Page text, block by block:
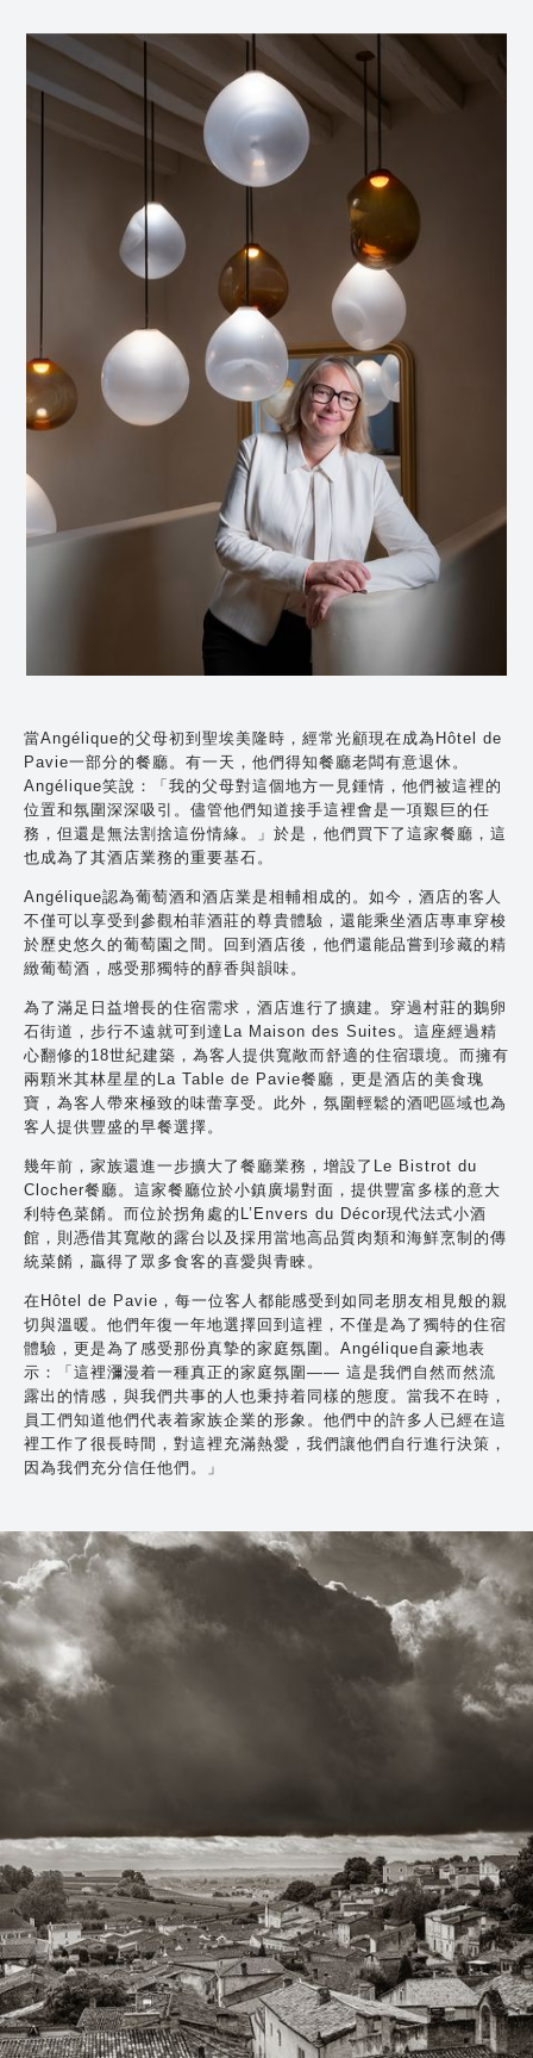
當Angélique的父母初到聖埃美隆時，經常光顧現在成為Hôtel de
Pavie一部分的餐廳。有一天，他們得知餐廳老闆有意退休。
Angélique笑說：「我的父母對這個地方一見鍾情，他們被這裡的
位置和氛圍深深吸引。儘管他們知道接手這裡會是一項艱巨的任
務，但還是無法割捨這份情緣。」於是，他們買下了這家餐廳，這
也成為了其酒店業務的重要基石。
Angélique認為葡萄酒和酒店業是相輔相成的。如今，酒店的客人
不僅可以享受到參觀柏菲酒莊的尊貴體驗，還能乘坐酒店專車穿梭
於歷史悠久的葡萄園之間。回到酒店後，他們還能品嘗到珍藏的精
緻葡萄酒，感受那獨特的醇香與韻味。
為了滿足日益增長的住宿需求，酒店進行了擴建。穿過村莊的鵝卵
石街道，步行不遠就可到達La Maison des Suites。這座經過精
心翻修的18世紀建築，為客人提供寬敞而舒適的住宿環境。而擁有
兩顆米其林星星的La Table de Pavie餐廳，更是酒店的美食瑰
寶，為客人帶來極致的味蕾享受。此外，氛圍輕鬆的酒吧區域也為
客人提供豐盛的早餐選擇。
幾年前，家族還進一步擴大了餐廳業務，增設了Le Bistrot du
Clocher餐廳。這家餐廳位於小鎮廣場對面，提供豐富多樣的意大
利特色菜餚。而位於拐角處的L’Envers du Décor現代法式小酒
館，則憑借其寬敞的露台以及採用當地高品質肉類和海鮮烹制的傳
統菜餚，贏得了眾多食客的喜愛與青睞。
在Hôtel de Pavie，每一位客人都能感受到如同老朋友相見般的親
切與溫暖。他們年復一年地選擇回到這裡，不僅是為了獨特的住宿
體驗，更是為了感受那份真摯的家庭氛圍。Angélique自豪地表
示：「這裡瀰漫着一種真正的家庭氛圍—— 這是我們自然而然流
露出的情感，與我們共事的人也秉持着同樣的態度。當我不在時，
員工們知道他們代表着家族企業的形象。他們中的許多人已經在這
裡工作了很長時間，對這裡充滿熱愛，我們讓他們自行進行決策，
因為我們充分信任他們。」